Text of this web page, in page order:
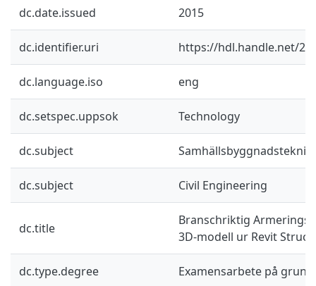
dc.date.issued 2015
dc.identifier.uri https://hdl.handle.net/
dc.language.iso eng
dc.setspec.uppsok Technology
dc.subject Samhällsbyggnadsteknik
dc.subject Civil Engineering
dc.title
Branschriktig
3D-modell ur Revit
dc.type.degree Examensarbete på